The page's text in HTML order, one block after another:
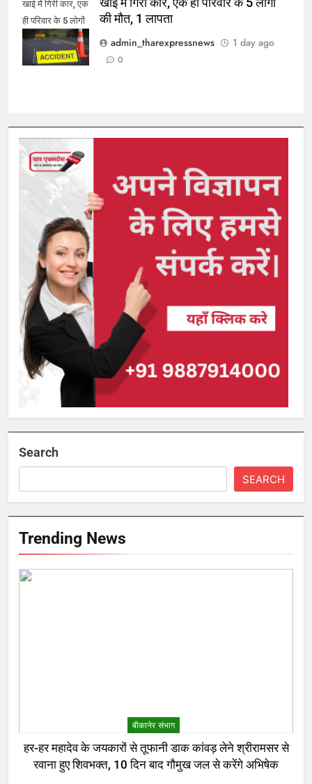
खाई में गिरी कार, एक
ही परिवार के 5 लोगों
की मौत, 1 लापता
खाई में गिरी कार, एक ही परिवार के 5 लोगों
की मौत, 1 लापता
admin_tharexpressnews
1 day ago
0
Search
SEARCH
Trending News
बीकानेर संभाग
हर-हर महादेव के जयकारों से तूफानी डाक कांवड़ लेने श्रीरामसर से
रवाना हुए शिवभक्त, 10 दिन बाद गौमुख जल से करेंगे अभिषेक